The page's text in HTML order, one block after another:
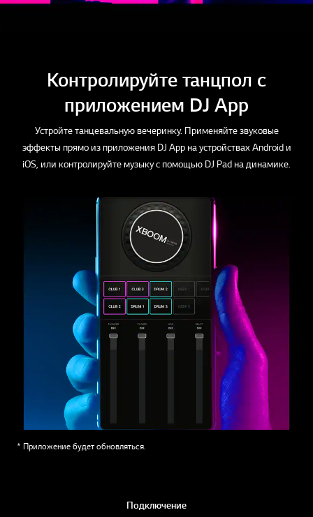
Контролируйте танцпол с
приложением DJ App
Устройте танцевальную вечеринку. Применяйте звуковые
эффекты прямо из приложения DJ App на устройствах Android и
iOS, или контролируйте музыку с помощью DJ Pad на динамике.
* Приложение будет обновляться.
Подключение